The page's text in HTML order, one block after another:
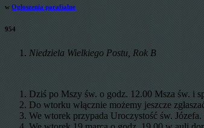
w Ogłoszenia parafialne
954
Niedziela Wielkiego Postu, Rok B
Dziś po Mszy św. o godz. 12.00 Msza św. i
Do wtorku włącznie możemy jeszcze
We wtorek przypada Uroczystość św.